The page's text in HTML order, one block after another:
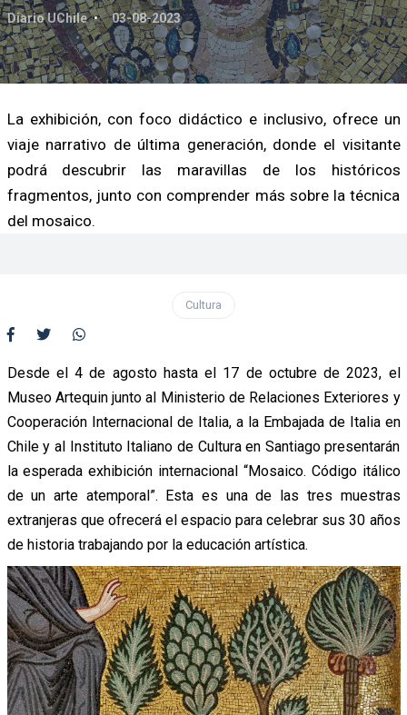
Diario UChile 03-08-2023
La exhibición, con foco didáctico e inclusivo, ofrece un
viaje narrativo de última generación, donde el visitante
podrá descubrir las maravillas de los históricos
fragmentos, junto con comprender más sobre la técnica
del mosaico.
Cultura
Desde el 4 de agosto hasta el 17 de octubre de 2023, el
Museo Artequin junto al Ministerio de Relaciones Exteriores y
Cooperación Internacional de Italia, a la Embajada de Italia en
Chile y al Instituto Italiano de Cultura en Santiago presentarán
la esperada exhibición internacional “Mosaico. Código itálico
de un arte atemporal”. Esta es una de las tres muestras
extranjeras que ofrecerá el espacio para celebrar sus 30 años
de historia trabajando por la educación artística.